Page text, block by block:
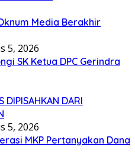
Media Berakhir
5, 2026
SK Ketua DPC Gerindra
DIPISAHKAN DARI
5, 2026
MKP Pertanyakan Dana